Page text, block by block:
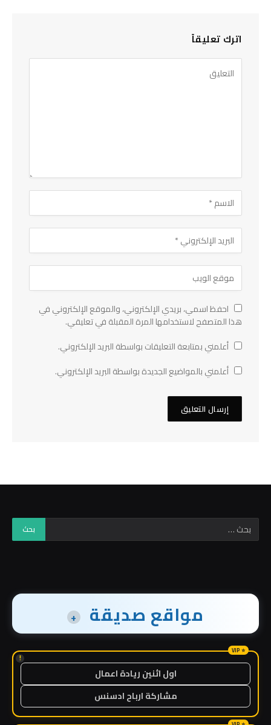
اترك تعليقاً
احفظ اسمي، بريدي الإلكتروني، والموقع الإلكتروني في
هذا المتصفح لاستخدامها المرة المقبلة في تعليقي.
أعلمني بمتابعة التعليقات بواسطة البريد الإلكتروني.
أعلمني بالمواضيع الجديدة بواسطة البريد الإلكتروني.
مواقع صديقة +
!
اول اثنين ريادة اعمال
مشاركة ارباح ادسنس